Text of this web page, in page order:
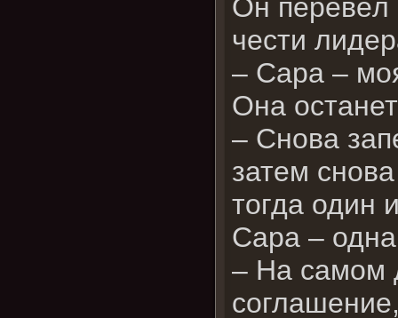
Он перевёл
чести
– Сара –
Она
– Снова
затем
тогда один
Сара –
– На самом